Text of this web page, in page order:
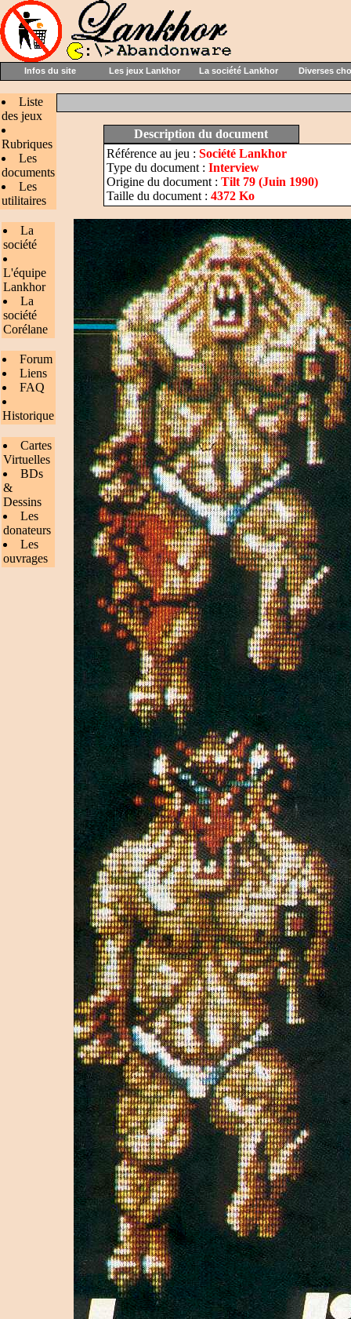
Infos du site Les jeux Lankhor La société Lankhor Diverses
Liste
des jeux
Rubriques
Les
documents
Les
utilitaires
La
société
L'équipe
Lankhor
La
société
Corélane
Forum
Liens
FAQ
Historique
Cartes
Virtuelles
BDs
&
Dessins
Les
donateurs
Les
ouvrages
Description du document
Référence au jeu : Société Lankhor
Type du document : Interview
Origine du document : Tilt 79 (Juin 1990)
Taille du document : 4372 Ko